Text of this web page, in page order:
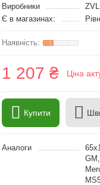
Виробники
ZVL
Є в магазинах:
1 207 ₴ Ціна
Купити
Аналоги